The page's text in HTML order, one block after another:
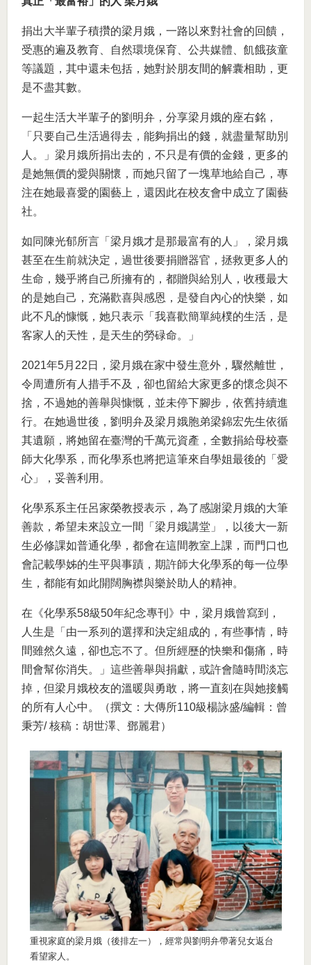
捐出大半輩子積攢的梁月娥，一路以來對社會的回饋，
受惠的遍及教育、自然環境保育、公共媒體、飢餓孩童
等議題，其中還未包括，她對於朋友間的解囊相助，更
是不盡其數。
一起生活大半輩子的劉明弁，分享梁月娥的座右銘，
「只要自己生活過得去，能夠捐出的錢，就盡量幫助別
人。」梁月娥所捐出去的，不只是有價的金錢，更多的
是她無價的愛與關懷，而她只留了一塊草地給自己，專
注在她最喜愛的園藝上，還因此在校友會中成立了園藝
社。
如同陳光郁所言「梁月娥才是那最富有的人」，梁月娥
甚至在生前就決定，過世後要捐贈器官，拯救更多人的
生命，幾乎將自己所擁有的，都贈與給別人，收穫最大
的是她自己，充滿歡喜與感恩，是發自內心的快樂，如
此不凡的慷慨，她只表示「我喜歡簡單純樸的生活，是
客家人的天性，是天生的勞碌命。」
2021年5月22日，梁月娥在家中發生意外，驟然離世，
令周遭所有人措手不及，卻也留給大家更多的懷念與不
捨，不過她的善舉與慷慨，並未停下腳步，依舊持續進
行。在她過世後，劉明弁及梁月娥胞弟梁錦宏先生依循
其遺願，將她留在臺灣的千萬元資產，全數捐給母校臺
師大化學系，而化學系也將把這筆來自學姐最後的「愛
心」，妥善利用。
化學系系主任呂家榮教授表示，為了感謝梁月娥的大筆
善款，希望未來設立一間「梁月娥講堂」，以後大一新
生必修課如普通化學，都會在這間教室上課，而門口也
會記載學姊的生平與事蹟，期許師大化學系的每一位學
生，都能有如此開闊胸襟與樂於助人的精神。
在《化學系58級50年紀念專刊》中，梁月娥曾寫到，
人生是「由一系列的選擇和決定組成的，有些事情，時
間雖然久遠，卻也忘不了。但所經歷的快樂和傷痛，時
間會幫你消失。」這些善舉與捐獻，或許會隨時間淡忘
掉，但梁月娥校友的溫暖與勇敢，將一直刻在與她接觸
的所有人心中。（撰文：大傳所110級楊詠盛/編輯：曾
秉芳/ 核稿：胡世澤、鄧麗君）
重視家庭的梁月娥（後排左一），經常與劉明弁帶著兒女返台
看望家人。